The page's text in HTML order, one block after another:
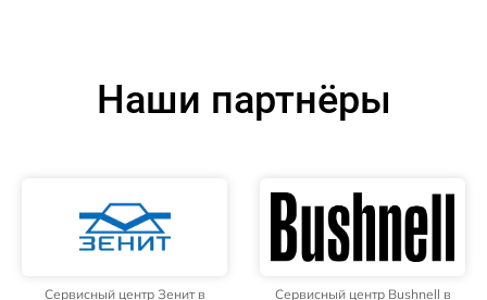
Наши партнёры
Сервисный центр Зенит в
Сервисный центр Bushnell в